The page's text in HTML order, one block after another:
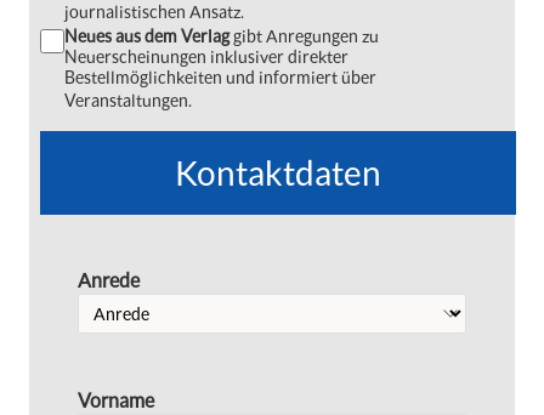
journalistischen Ansatz.
Neues aus dem Verlaggibt Anregungen zu
Neuerscheinungen inklusiver direkter
Bestellmöglichkeiten und informiert über
Veranstaltungen.
Kontaktdaten
Anrede
Vorname